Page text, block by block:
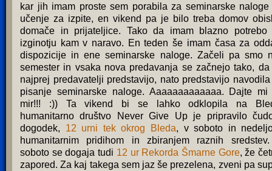
kar jih imam proste sem porabila za seminarske
učenje za izpite, en vikend pa je bilo treba domov
domače in prijateljice. Tako da imam blazno potrebo
izginotju kam v naravo. En teden še imam časa za
dispozicije in ene seminarske naloge. Začeli pa smo
semester in vsaka nova predavanja se začnejo tako, da
najprej predavatelji predstavijo, nato predstavijo
pisanje seminarske naloge. Aaaaaaaaaaaaa. Dajte mi
mir!!! :)) Ta vikend bi se lahko odklopila na
humanitarno društvo Never Give Up je pripravilo
dogodek, 12 urni tek okrog Bleda, v soboto in
humanitarnim pridihom in zbiranjem raznih
soboto se dogaja tudi 12 ur Rekorda Šmarne Gore, že
zapored. Za kaj takega sem jaz še prezelena, zveni pa